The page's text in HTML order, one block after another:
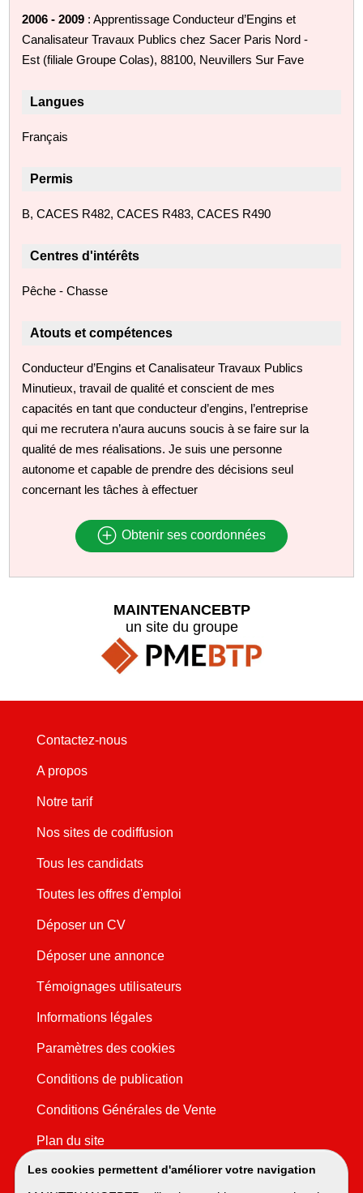
2006 - 2009 : Apprentissage Conducteur d’Engins et
Canalisateur Travaux Publics chez Sacer Paris Nord -
Est (filiale Groupe Colas), 88100, Neuvillers Sur Fave
Langues
Français
Permis
B, CACES R482, CACES R483, CACES R490
Centres d'intérêts
Pêche - Chasse
Atouts et compétences
Conducteur d’Engins et Canalisateur Travaux Publics
Minutieux, travail de qualité et conscient de mes
capacités en tant que conducteur d’engins, l’entreprise
qui me recrutera n’aura aucuns soucis à se faire sur la
qualité de mes réalisations. Je suis une personne
autonome et capable de prendre des décisions seul
concernant les tâches à effectuer
Obtenir ses coordonnées
Les cookies permettent d'améliorer votre navigation
MAINTENANCEBTP
un site du groupe
Contactez-nous
A propos
Notre tarif
Nos sites de codiffusion
Tous les candidats
Toutes les offres d'emploi
Déposer un CV
Déposer une annonce
Témoignages utilisateurs
Informations légales
Paramètres des cookies
Conditions de publication
Conditions Générales de Vente
Plan du site